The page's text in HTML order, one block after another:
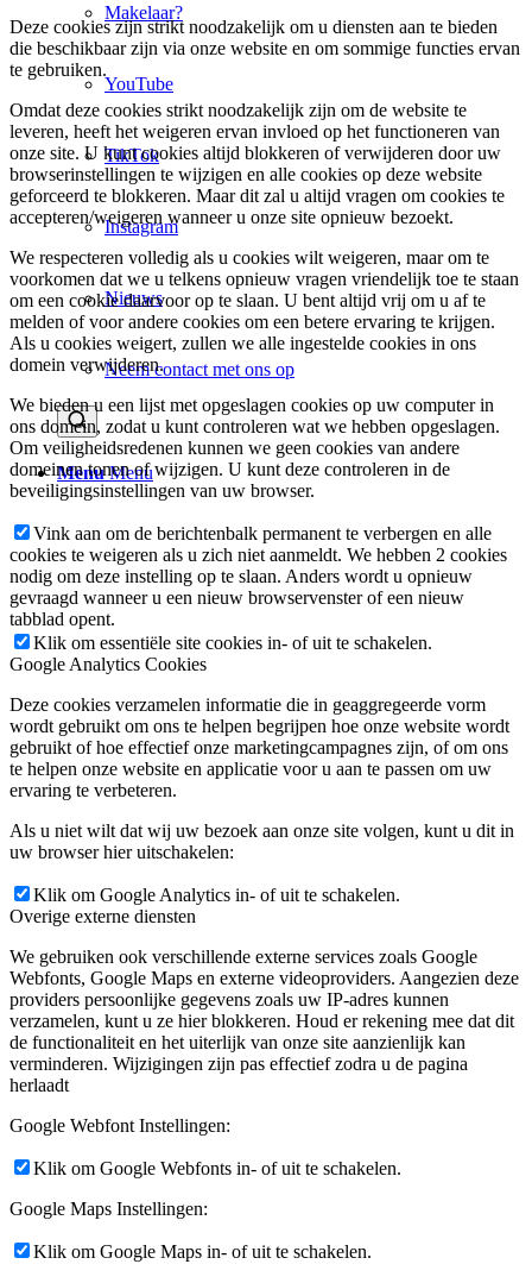
Makelaar?
YouTube
TikTok
Instagram
Nieuws
Neem contact met ons op
Menu Menu
Deze cookies zijn strikt noodzakelijk om u diensten aan te bieden
die beschikbaar zijn via onze website en om sommige functies ervan
te gebruiken.
Omdat deze cookies strikt noodzakelijk zijn om de website te
leveren, heeft het weigeren ervan invloed op het functioneren van
onze site. U kunt cookies altijd blokkeren of verwijderen door uw
browserinstellingen te wijzigen en alle cookies op deze website
geforceerd te blokkeren. Maar dit zal u altijd vragen om cookies te
accepteren/weigeren wanneer u onze site opnieuw bezoekt.
We respecteren volledig als u cookies wilt weigeren, maar om te
voorkomen dat we u telkens opnieuw vragen vriendelijk toe te staan
om een cookie daarvoor op te slaan. U bent altijd vrij om u af te
melden of voor andere cookies om een betere ervaring te krijgen.
Als u cookies weigert, zullen we alle ingestelde cookies in ons
domein verwijderen.
We bieden u een lijst met opgeslagen cookies op uw computer in
ons domein, zodat u kunt controleren wat we hebben opgeslagen.
Om veiligheidsredenen kunnen we geen cookies van andere
domeinen tonen of wijzigen. U kunt deze controleren in de
beveiligingsinstellingen van uw browser.
Vink aan om de berichtenbalk permanent te verbergen en alle
cookies te weigeren als u zich niet aanmeldt. We hebben 2 cookies
nodig om deze instelling op te slaan. Anders wordt u opnieuw
gevraagd wanneer u een nieuw browservenster of een nieuw
tabblad opent.
Klik om essentiële site cookies in- of uit te schakelen.
Google Analytics Cookies
Deze cookies verzamelen informatie die in geaggregeerde vorm
wordt gebruikt om ons te helpen begrijpen hoe onze website wordt
gebruikt of hoe effectief onze marketingcampagnes zijn, of om ons
te helpen onze website en applicatie voor u aan te passen om uw
ervaring te verbeteren.
Als u niet wilt dat wij uw bezoek aan onze site volgen, kunt u dit in
uw browser hier uitschakelen:
Klik om Google Analytics in- of uit te schakelen.
Overige externe diensten
We gebruiken ook verschillende externe services zoals Google
Webfonts, Google Maps en externe videoproviders. Aangezien deze
providers persoonlijke gegevens zoals uw IP-adres kunnen
verzamelen, kunt u ze hier blokkeren. Houd er rekening mee dat dit
de functionaliteit en het uiterlijk van onze site aanzienlijk kan
verminderen. Wijzigingen zijn pas effectief zodra u de pagina
herlaadt
Google Webfont Instellingen:
Klik om Google Webfonts in- of uit te schakelen.
Google Maps Instellingen:
Klik om Google Maps in- of uit te schakelen.